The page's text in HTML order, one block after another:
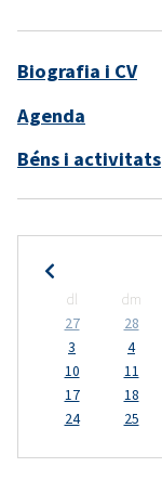
Biografia i CV
Agenda
Béns i activitats
dl dm
27
28
3
4
10
11
17
18
24
25